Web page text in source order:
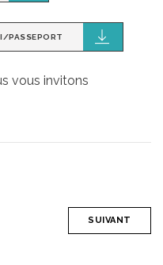
PASSEPORT
vous invitons
SUIVANT